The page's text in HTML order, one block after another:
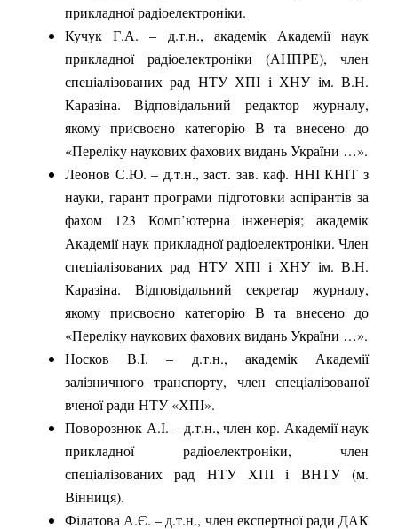
прикладної радіоелектроніки.
Кучук Г.А. – д.т.н., академік Академії наук
прикладної радіоелектроніки (АНПРЕ), член
спеціалізованих рад НТУ ХПІ і ХНУ ім. В.Н.
Каразіна. Відповідальний редактор журналу,
якому присвоєно категорію В та внесено до
«Переліку наукових фахових видань України …».
Леонов С.Ю. – д.т.н., заст. зав. каф. ННІ КНІТ з
науки, гарант програми підготовки аспірантів за
фахом 123 Комп’ютерна інженерія; академік
Академії наук прикладної радіоелектроніки. Член
спеціалізованих рад НТУ ХПІ і ХНУ ім. В.Н.
Каразіна. Відповідальний секретар журналу,
якому присвоєно категорію В та внесено до
«Переліку наукових фахових видань України …».
Носков В.І. – д.т.н., академік Академії
залізничного транспорту, член спеціалізованої
вченої ради НТУ «ХПІ».
Поворознюк А.І. – д.т.н., член-кор. Академії наук
прикладної радіоелектроніки, член
спеціалізованих рад НТУ ХПІ і ВНТУ (м.
Вінниця).
Філатова А.Є. – д.т.н., член експертної ради ДАК